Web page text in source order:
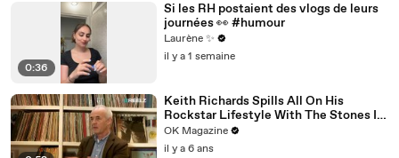
0:36
Si les RH postaient des vlogs de leurs
journées 👀 #humour
Laurène ✨
il y a 1 semaine
Keith Richards Spills All On His
Rockstar Lifestyle With The Stones In
New REELZ Doc: Watch
OK Magazine
il y a 6 ans